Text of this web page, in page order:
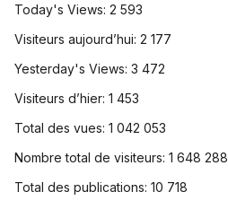
Today's Views: 2 593
Visiteurs aujourd’hui: 2 177
Yesterday's Views: 3 472
Visiteurs d’hier: 1 453
Total des vues: 1 042 053
Nombre total de visiteurs: 1 648 288
Total des publications: 10 718